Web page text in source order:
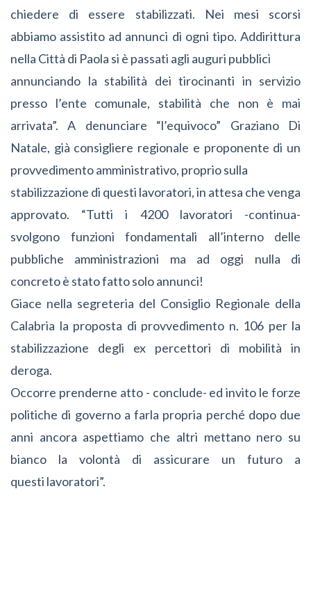
chiedere di essere stabilizzati. Nei mesi scorsi
abbiamo assistito ad annunci di ogni tipo. Addirittura
nella Città di Paola si è passati agli auguri pubblici
annunciando la stabilità dei tirocinanti in servizio
presso l’ente comunale, stabilità che non è mai
arrivata”. A denunciare “l’equivoco” Graziano Di
Natale, già consigliere regionale e proponente di un
provvedimento amministrativo, proprio sulla
stabilizzazione di questi lavoratori, in attesa che venga
approvato. “Tutti i 4200 lavoratori -continua-
svolgono funzioni fondamentali all’interno delle
pubbliche amministrazioni ma ad oggi nulla di
concreto è stato fatto solo annunci!
Giace nella segreteria del Consiglio Regionale della
Calabria la proposta di provvedimento n. 106 per la
stabilizzazione degli ex percettori di mobilità in
deroga.
Occorre prenderne atto - conclude- ed invito le forze
politiche di governo a farla propria perché dopo due
anni ancora aspettiamo che altri mettano nero su
bianco la volontà di assicurare un futuro a
questi lavoratori”.